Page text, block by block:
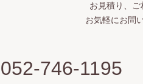
お見積り、
お気軽にお問
052-746-1195